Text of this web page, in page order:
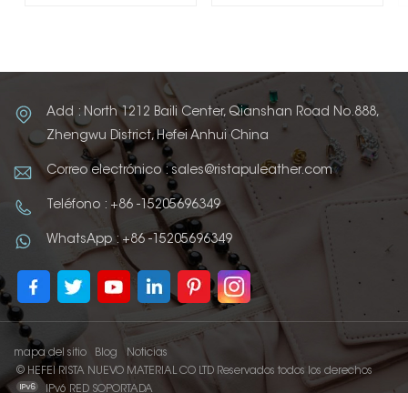
Add : North 1212 Baili Center, Qianshan Road No.888,
Zhengwu District, Hefei Anhui China
Correo electrónico : sales@ristapuleather.com
Teléfono : +86 -15205696349
WhatsApp : +86 -15205696349
mapa del sitio Blog
Noticias
© HEFEI RISTA NUEVO MATERIAL CO LTD Reservados todos los derechos
IPv6 RED SOPORTADA